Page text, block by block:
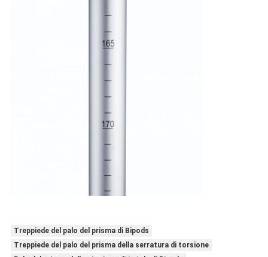
Treppiede del palo del prisma di Bipods
Treppiede del palo del prisma della serratura di torsione